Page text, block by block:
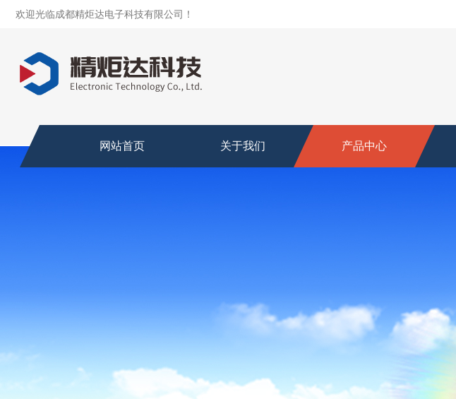
欢迎光临成都精炬达电子科技有限公司！
网站首页 关于我们 产品中心